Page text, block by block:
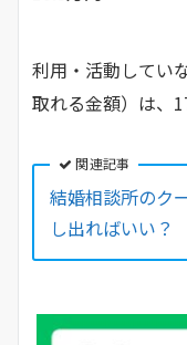
利用・活動してい
取れる金額）は、
関連記事
結婚相談所のク
し出ればいい？